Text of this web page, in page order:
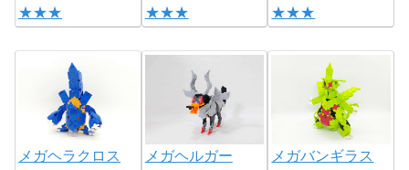
★★★
★★★
★★★
メガヘラクロス
メガヘルガー
メガバンギラス